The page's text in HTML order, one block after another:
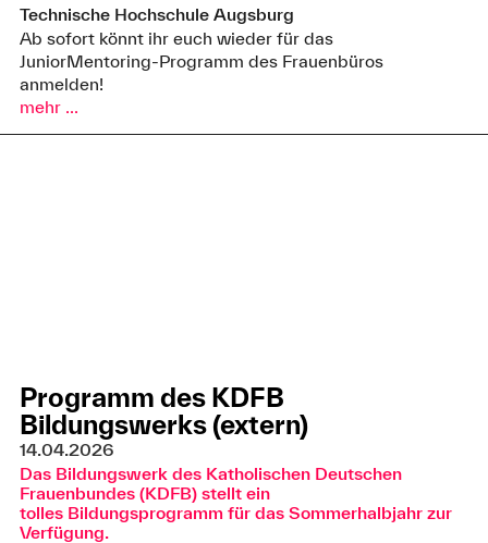
Technische Hochschule Augsburg
Ab sofort könnt ihr euch wieder für das
JuniorMentoring-Programm des Frauenbüros
anmelden!
mehr ...
Programm des KDFB
Bildungswerks (extern)
14.04.2026
Das Bildungswerk des Katholischen Deutschen
Frauenbundes (KDFB) stellt ein
tolles Bildungsprogramm für das Sommerhalbjahr zur
Verfügung.